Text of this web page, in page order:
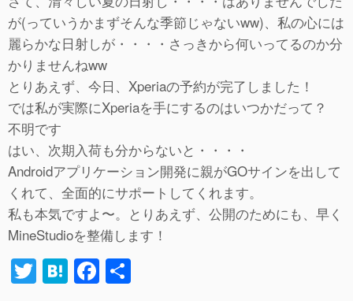
が(っていうかまずそんな季節じゃないww)、私の心には
麗らかな日射しが・・・・さっきから何いってるのか分
かりませんねww
とりあえず、今日、Xperiaの予約が完了しました！
では私が実際にXperiaを手にするのはいつかだって？
不明です
はい、次期入荷も分からないと・・・・
Androidアプリケーション開発に親がGOサインを出して
くれて、全面的にサポートしてくれます。
私も本気ですよ〜。とりあえず、公開のためにも、早く
MineStudioを整備します！
T H F